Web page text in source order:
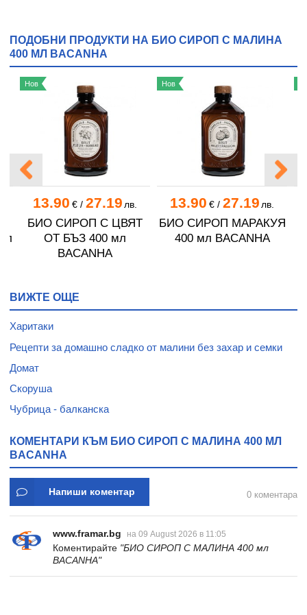
ПОДОБНИ ПРОДУКТИ НА БИО СИРОП С МАЛИНА
400 МЛ BACANHA
13.90 €/ 27.19 лв.
БИО СИРОП С ЦВЯТ
ОТ БЪЗ 400 мл
BACANHA
Нов
13.90 €/ 27.19 лв.
БИО СИРОП МАРАКУЯ
400 мл BACANHA
Нов
ВИЖТЕ ОЩЕ
Харитаки
Рецепти за домашно сладко от малини без захар и семки
Домат
Скоруша
Чубрица - балканска
КОМЕНТАРИ КЪМ БИО СИРОП С МАЛИНА 400 МЛ
BACANHA
Напиши коментар 0 коментара
www.framar.bg на 09 August 2026 в 11:05
Коментирайте "БИО СИРОП С МАЛИНА 400 мл
BACANHA"